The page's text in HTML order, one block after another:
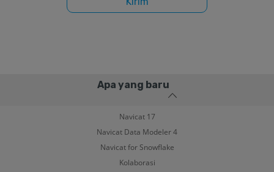
Apa yang baru
Navicat 17
Navicat Data Modeler 4
Navicat for Snowflake
Kolaborasi